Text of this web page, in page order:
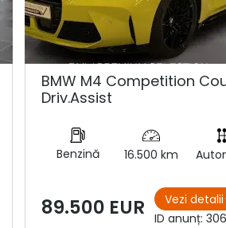
BMW M4 Competition
Driv.Assist
Benzină 16.500 km
89.500 EUR
Vezi detalii
ID anunț: